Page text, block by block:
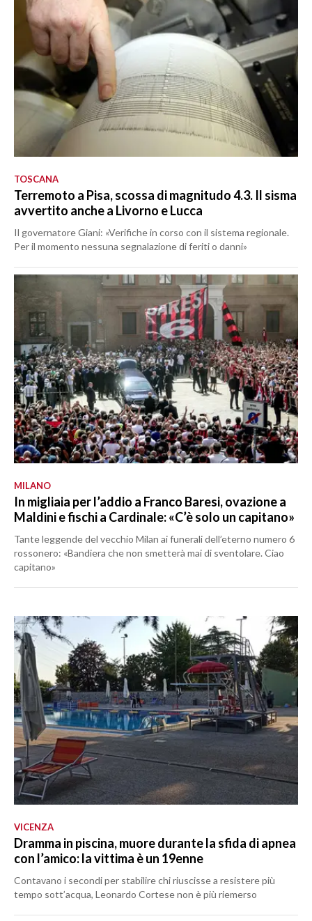
TOSCANA
Terremoto a Pisa, scossa di magnitudo 4.3. Il sisma
avvertito anche a Livorno e Lucca
Il governatore Giani: «Verifiche in corso con il sistema regionale.
Per il momento nessuna segnalazione di feriti o danni»
MILANO
In migliaia per l’addio a Franco Baresi, ovazione a
Maldini e fischi a Cardinale: «C’è solo un capitano»
Tante leggende del vecchio Milan ai funerali dell’eterno numero 6
rossonero: «Bandiera che non smetterà mai di sventolare. Ciao
capitano»
VICENZA
Dramma in piscina, muore durante la sfida di apnea
con l’amico: la vittima è un 19enne
Contavano i secondi per stabilire chi riuscisse a resistere più
tempo sott’acqua, Leonardo Cortese non è più riemerso